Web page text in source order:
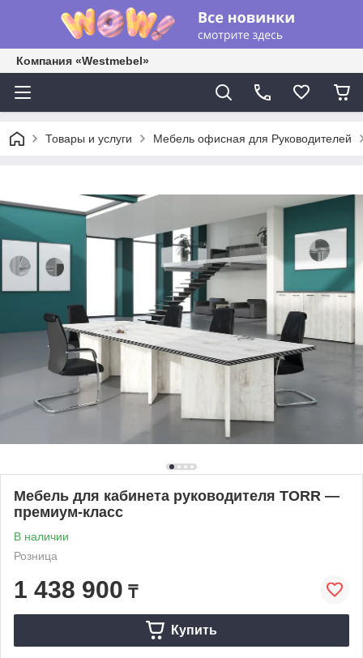
Компания «Westmebel»
Товары и услуги Мебель офисная для Руководителей
Мебель для кабинета руководителя TORR —
премиум-класс
В наличии
Розница
1 438 900 ₸
Купить